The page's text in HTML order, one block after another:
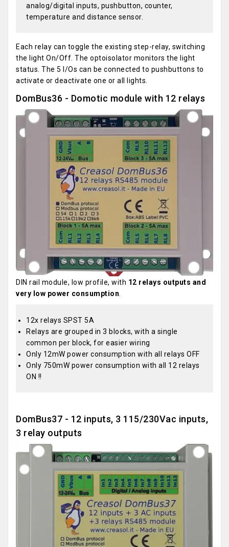
analog/digital inputs, pushbutton, counter,
temperature and distance sensor.
Each relay can toggle the existing step-relay, switching
the light On/Off. The optoisolator monitors the light
status. The 5 I/Os can be connected to pushbuttons to
activate or deactivate one or all lights.
DomBus36 - Domotic module with 12 relays
DIN rail module, low profile, with 12 relays outputs and
very low power consumption.
12x relays SPST 5A
Relays are grouped in 3 blocks, with a single
common per block, for easier wiring
Only 12mW power consumption with all relays OFF
Only 750mW power consumption with all 12 relays
ON !!
DomBus37 - 12 inputs, 3 115/230Vac inputs,
3 relay outputs